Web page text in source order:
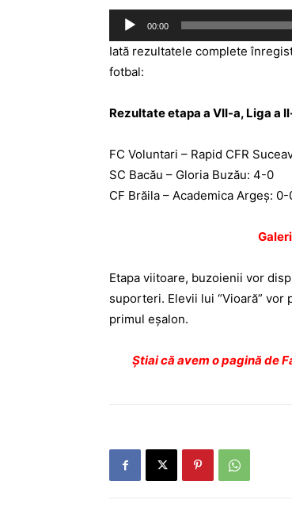
Player
audio
00:00
Iată rezultatele complete
fotbal:
Rezultate etapa a VII-a, Liga a
FC Voluntari – Rapid CFR
SC Bacău – Gloria Buzău: 4-0
CF Brăila – Academica Argeş: 0-
Etapa viitoare, buzoienii vor
suporteri. Elevii lui “Vioară” vor
primul eşalon.
Ştiai că avem o pagină de